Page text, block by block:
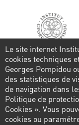
Stay in
CONTACT
Follow
Le site internet
cookies techniques
Georges Pompidou
des statistiques de
de navigation dans
Politique de
Cookies ». Vous
cookies ou